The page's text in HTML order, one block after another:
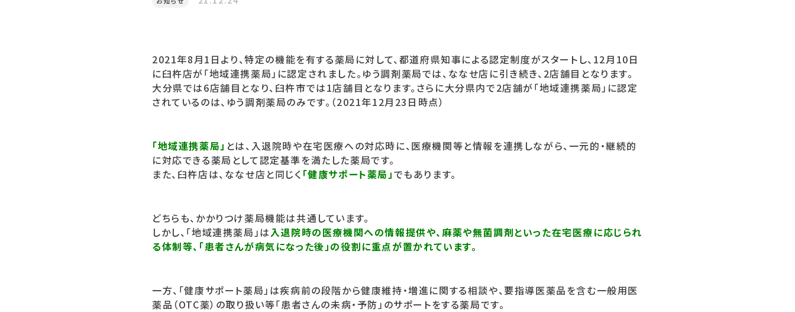
2021年8月1日より、特定の機能を有する薬局に対して、都道府県知事による認定制度がスタートし、12月10日
に臼杵店が「地域連携薬局」に認定されました。ゆう調剤薬局では、ななせ店に引き続き、2店舗目となります。
大分県では6店舗目となり、臼杵市では1店舗目となります。さらに大分県内で2店舗が「地域連携薬局」に認定
されているのは、ゆう調剤薬局のみです。（2021年12月23日時点）
「地域連携薬局」 とは、入退院時や在宅医療への対応時に、医療機関等と情報を連携しながら、一元的・継続的
に対応できる薬局として認定基準を満たした薬局です。
また、臼杵店は、ななせ店と同じく 「健康サポート薬局」でもあります。
どちらも、かかりつけ薬局機能は共通しています。
しかし、「地域連携薬局」は入退院時の医療機関への情報提供や、麻薬や無菌調剤といった在宅医療に応じられ
る体制等、「患者さんが病気になった後」の役割に重点が置かれています。
一方、「健康サポート薬局」は疾病前の段階から健康維持・増進に関する相談や、要指導医薬品を含む一般用医
薬品（OTC薬）の取り扱い等「患者さんの未病・予防」のサポートをする薬局です。